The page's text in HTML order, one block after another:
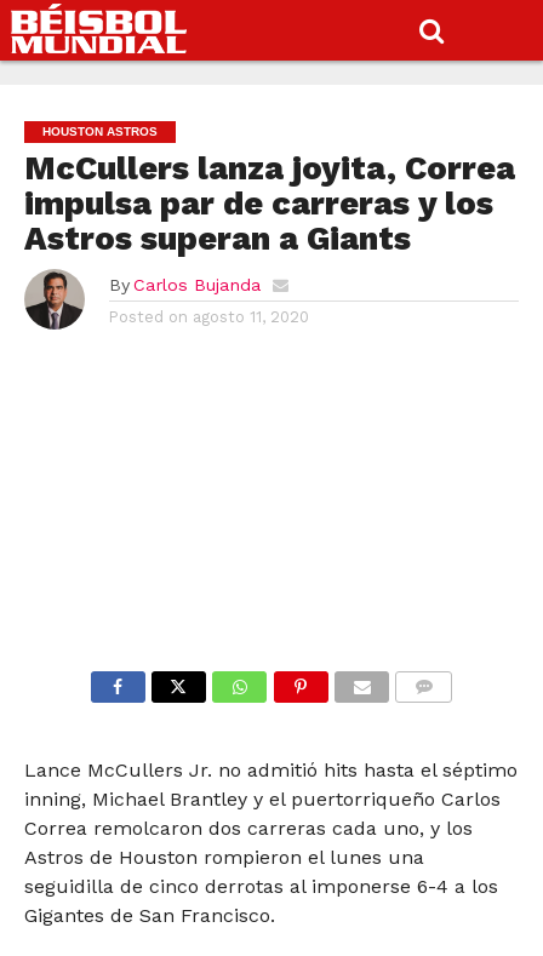
HOUSTON ASTROS
McCullers lanza joyita, Correa
impulsa par de carreras y los
Astros superan a Giants
By Carlos Bujanda
Posted on agosto 11, 2020
Lance McCullers Jr. no admitió hits hasta el séptimo
inning, Michael Brantley y el puertorriqueño Carlos
Correa remolcaron dos carreras cada uno, y los
Astros de Houston rompieron el lunes una
seguidilla de cinco derrotas al imponerse 6-4 a los
Gigantes de San Francisco.